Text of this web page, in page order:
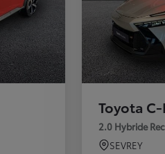
Toyota C-
2.0 Hybride
SEVREY